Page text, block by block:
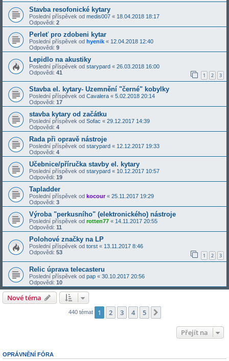
Stavba resofonické kytary
Poslední příspěvek od medis007 « 18.04.2018 18:17
Odpovědi: 2
Perleť pro zdobeni kytar
Poslední příspěvek od hyenik « 12.04.2018 12:40
Odpovědi: 9
Lepidlo na akustiky
Poslední příspěvek od starypard « 26.03.2018 16:00
Odpovědi: 41 1 2 3
Stavba el. kytary- Uzemnění "černé" kobylky
Poslední příspěvek od Cavalera « 5.02.2018 20:14
Odpovědi: 17
stavba kytary od začátku
Poslední příspěvek od Sofac « 29.12.2017 14:39
Odpovědi: 4
Rada při opravě nástroje
Poslední příspěvek od starypard « 12.12.2017 19:33
Odpovědi: 4
Učebnice/příručka stavby el. kytary
Poslední příspěvek od starypard « 10.12.2017 10:57
Odpovědi: 19
Tapladder
Poslední příspěvek od kocour« 25.11.2017 19:29
Odpovědi: 3
Výroba "perkusního" (elektronického) nástroje
Poslední příspěvek od rotten77 « 14.11.2017 20:55
Odpovědi: 11
Polohové značky na LP
Poslední příspěvek od torst « 13.11.2017 8:46
Odpovědi: 53 1 2 3
Relic úprava telecasteru
Poslední příspěvek od pap « 30.10.2017 20:56
Odpovědi: 10
Nové téma
440 témat 1 2 3 4 5
Přejít na
OPRÁVNĚNÍ FÓRA